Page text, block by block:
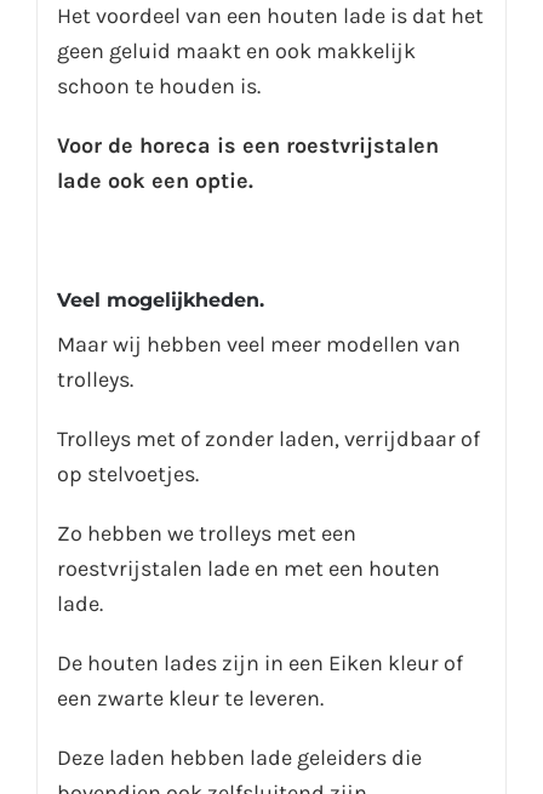
Het voordeel van een houten lade is dat het
geen geluid maakt en ook makkelijk
schoon te houden is.
Voor de horeca is een roestvrijstalen
lade ook een optie.
Veel mogelijkheden.
Maar wij hebben veel meer modellen van
trolleys.
Trolleys met of zonder laden, verrijdbaar of
op stelvoetjes.
Zo hebben we trolleys met een
roestvrijstalen lade en met een houten
lade.
De houten lades zijn in een Eiken kleur of
een zwarte kleur te leveren.
Deze laden hebben lade geleiders die